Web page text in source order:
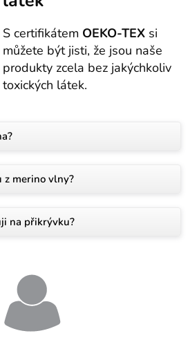
S certifikátem OEKO-TEXsi
můžete být jisti, že jsou naše
produkty zcela bez jakýchkoliv
toxických látek.
z merino vlny?
na přikrývku?